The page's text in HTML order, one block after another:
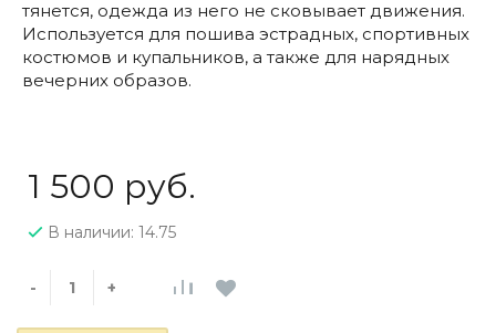
тянется, одежда из него не сковывает движения.
Используется для пошива эстрадных, спортивных
костюмов и купальников, а также для нарядных
вечерних образов.
1 500 руб.
В наличии: 14.75
- +